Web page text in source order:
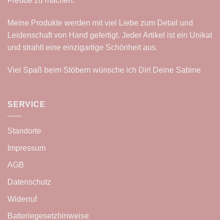
Meine Produkte werden mit viel Liebe zum Detail und
Leidenschaft von Hand gefertigt. Jeder Artikel ist ein Unikat
und strahlt eine einzigartige Schönheit aus.
Viel Spaß beim Stöbern wünsche ich Dir! Deine Sabine
SERVICE
Standorte
Impressum
AGB
Datenschutz
Widerruf
Batteriegesetzhinweise